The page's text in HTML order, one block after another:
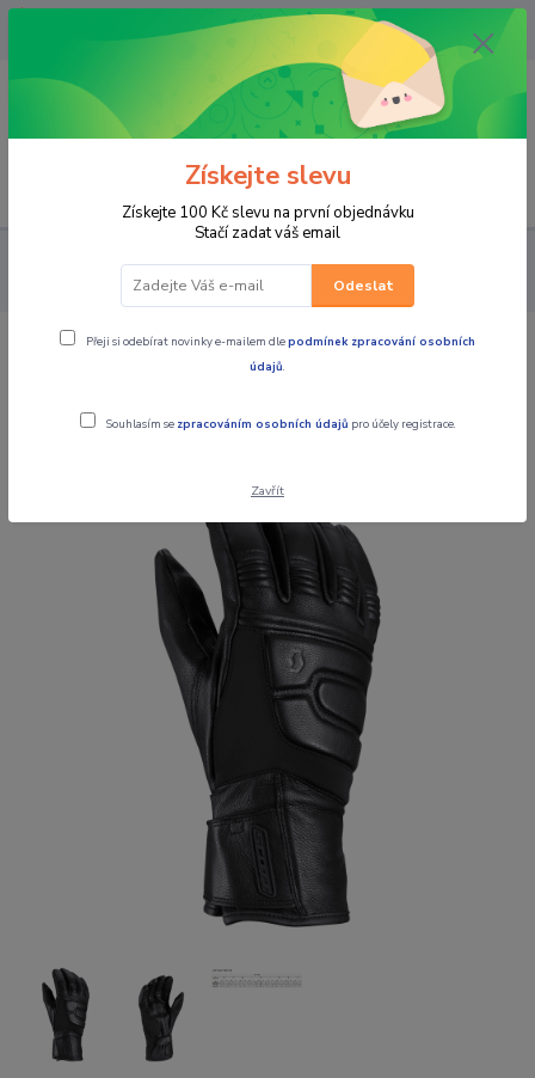
OPAVA 733537099/HLUČÍN
734541648/OLOMOUC 734593593
0,00 CZK
PRO JEZDCE RUKAVICE PÁNSKÉ KOŽENÉ
SCOTT Moto
rukavice PROWL 2
SCOTT Moto rukavice PROWL 2
Získejte slevu
Získejte 100 Kč slevu na první objednávku
Stačí zadat váš email
Odeslat
Přeji si odebírat novinky e-mailem dlepodmínek zpracování osobních
údajů.
Souhlasím se zpracováním osobních údajů pro účely registrace.
Zavřít